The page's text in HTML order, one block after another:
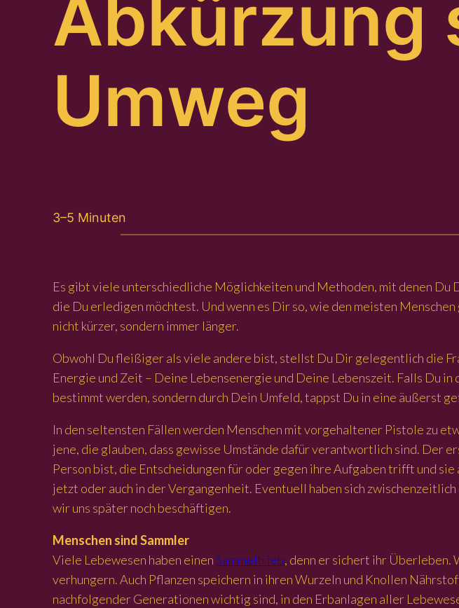
Abkürzung
Umweg
3–5 Minuten
Es gibt viele unterschiedliche Möglichkeiten und Methoden, mit denen
die Du erledigen möchtest. Und wenn es Dir so, wie den meisten
nicht kürzer, sondern immer länger.
Obwohl Du fleißiger als viele andere bist, stellst Du Dir gelegentlich die
Energie und Zeit – Deine Lebensenergie und Deine Lebenszeit. Falls Du
bestimmt werden, sondern durch Dein Umfeld, tappst Du in eine äußerst
In den seltensten Fällen werden Menschen mit vorgehaltener Pistole zu
jene, die glauben, dass gewisse Umstände dafür verantwortlich sind. Der
Person bist, die Entscheidungen für oder gegen ihre Aufgaben trifft und
jetzt oder auch in der Vergangenheit. Eventuell haben sich
wir uns später noch beschäftigen.
Menschen sind Sammler
Viele Lebewesen haben einenSammeltrieb, denn er sichert ihr Überleben.
verhungern. Auch Pflanzen speichern in ihren Wurzeln und Knollen
nachfolgender Generationen wichtig sind, in den Erbanlagen aller